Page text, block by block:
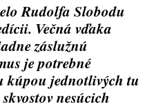
Rudolfa Slobodu
Večná vďaka
záslužnú
je potrebné
kúpou jednotlivých tu
nesúcich